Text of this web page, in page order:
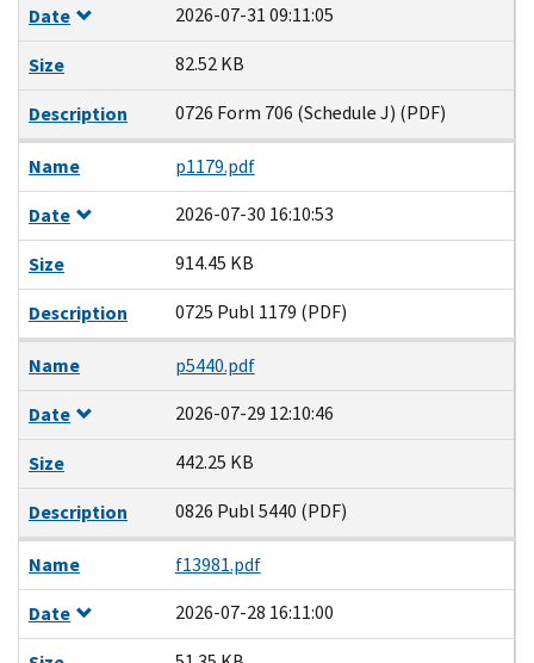
Date
2026-07-31 09:11:05
Size
82.52 KB
Description
0726 Form 706 (Schedule J) (PDF)
Name
p1179.pdf
Date
2026-07-30 16:10:53
Size
914.45 KB
Description
0725 Publ 1179 (PDF)
Name
p5440.pdf
Date
2026-07-29 12:10:46
Size
442.25 KB
Description
0826 Publ 5440 (PDF)
Name
f13981.pdf
Date
2026-07-28 16:11:00